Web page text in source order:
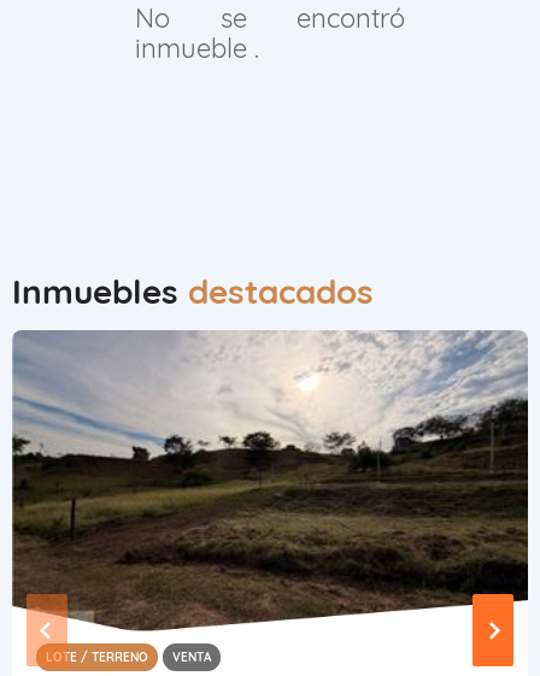
No se encontró
inmueble .
Inmuebles destacados
LOTE / TERRENO VENTA